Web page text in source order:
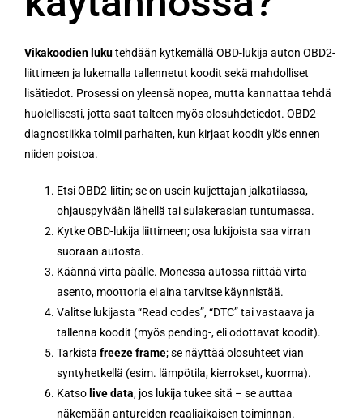
Vikakoodien lukutehdään kytkemällä OBD-lukija auton OBD2-
liittimeen ja lukemalla tallennetut koodit sekä mahdolliset
lisätiedot. Prosessi on yleensä nopea, mutta kannattaa tehdä
huolellisesti, jotta saat talteen myös olosuhdetiedot. OBD2-
diagnostiikka toimii parhaiten, kun kirjaat koodit ylös ennen
niiden poistoa.
Etsi OBD2-liitin; se on usein kuljettajan jalkatilassa,
ohjauspylvään lähellä tai sulakerasian tuntumassa.
Kytke OBD-lukija liittimeen; osa lukijoista saa virran
suoraan autosta.
Käännä virta päälle. Monessa autossa riittää virta-
asento, moottoria ei aina tarvitse käynnistää.
Valitse lukijasta “Read codes”, “DTC” tai vastaava ja
tallenna koodit (myös pending-, eli odottavat koodit).
Tarkista freeze frame; se näyttää olosuhteet vian
syntyhetkellä (esim. lämpötila, kierrokset, kuorma).
Katso live data, jos lukija tukee sitä – se auttaa
näkemään antureiden reaaliaikaisen toiminnan.